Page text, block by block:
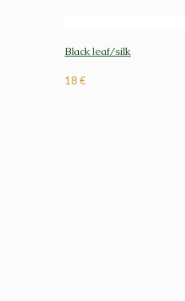
Black leaf/silk
18 €